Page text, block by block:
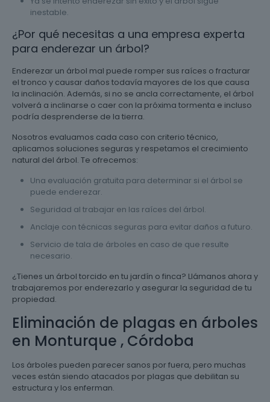
inestable.
¿Por qué necesitas a una empresa experta
para enderezar un árbol?
Enderezar un árbol mal puede romper sus raíces o fracturar
el tronco y causar daños todavía mayores de los que causa
la inclinación. Además, si no se ancla correctamente, el árbol
volverá a inclinarse o caer con la próxima tormenta e incluso
podría desprenderse de la tierra.
Nosotros evaluamos cada caso con criterio técnico,
aplicamos soluciones seguras y respetamos el crecimiento
natural del árbol. Te ofrecemos:
Una evaluación gratuita para determinar si el árbol se
puede enderezar.
Seguridad al trabajar en las raíces del árbol.
Anclaje con técnicas seguras para evitar daños a futuro.
Servicio de tala de árboles en caso de que resulte
necesario.
¿Tienes un árbol torcido en tu jardín o finca? Llámanos ahora y
trabajaremos por enderezarlo y asegurar la seguridad de tu
propiedad.
Eliminación de plagas en árboles
en Monturque , Córdoba
Los árboles pueden parecer sanos por fuera, pero muchas
veces están siendo atacados por plagas que debilitan su
estructura y los enferman.